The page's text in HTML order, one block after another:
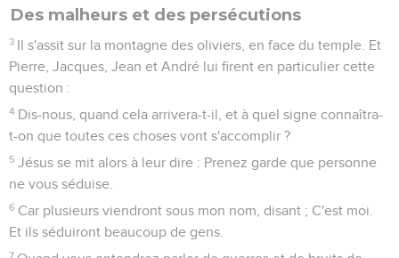
Des malheurs et des persécutions
3 Il s'assit sur la montagne des oliviers, en face du temple. Et
Pierre, Jacques, Jean et André lui firent en particulier cette
question :
4 Dis-nous, quand cela arrivera-t-il, et à quel signe connaîtra-
t-on que toutes ces choses vont s'accomplir ?
5 Jésus se mit alors à leur dire : Prenez garde que personne
ne vous séduise.
6 Car plusieurs viendront sous mon nom, disant ; C'est moi.
Et ils séduiront beaucoup de gens.
7